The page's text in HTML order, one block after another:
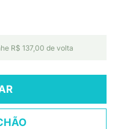
R$ 137,00 de volta